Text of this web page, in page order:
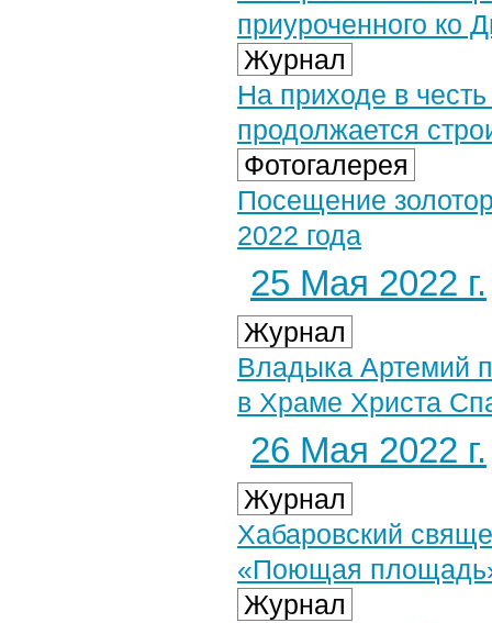
приуроченного ко
Журнал
На приходе в
продолжается
Фотогалерея
Посещение
2022 года
25 Мая 2022 г.
Журнал
Владыка Артемий
в Храме Христа
26 Мая 2022 г.
Журнал
Хабаровский
«Поющая
Журнал